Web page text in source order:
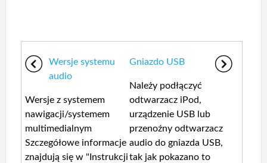
Wersje systemu
audio
Wersje z systemem
nawigacji/systemem
multimedialnym
Szczegółowe informacje
znajdują się w "Instrukcji
Gniazdo USB
Należy podłączyć
odtwarzacz iPod,
urządzenie USB lub
przenoźny odtwarzacz
audio do gniazda USB,
tak jak pokazano to